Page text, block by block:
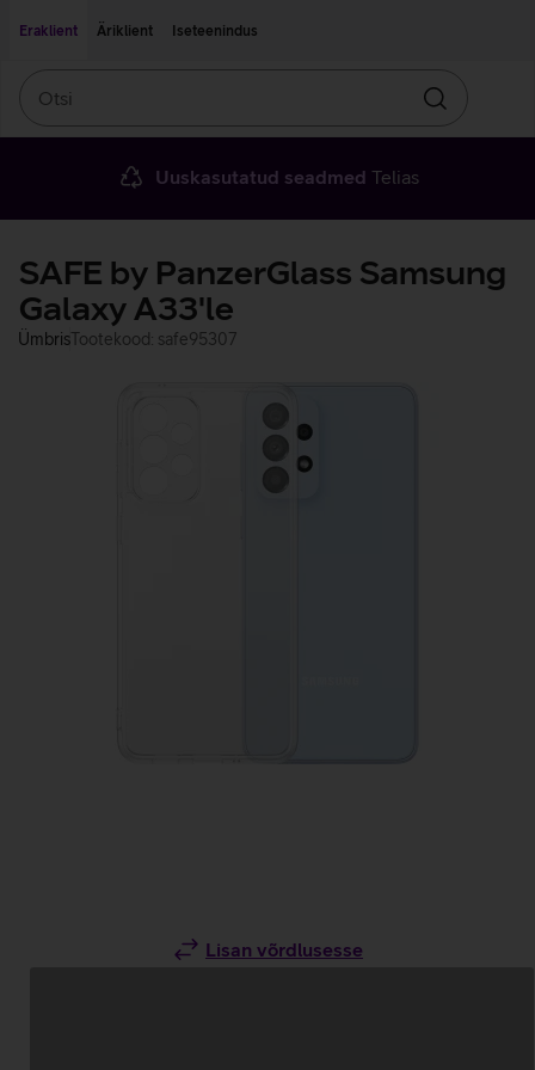
Eraklient
Äriklient Iseteenindus
Otsin
Uuskasutatud seadmed Telias
SAFE by PanzerGlass Samsung
Galaxy A33'le
ÜmbrisTootekood: safe95307
Lisan võrdlusesse